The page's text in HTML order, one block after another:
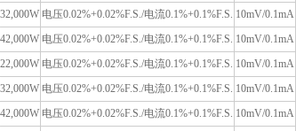
32,000W 电压0.02%+0.02%F.S./电流0.1%+0.1%F.S. 10mV/0.1mA
42,000W 电压0.02%+0.02%F.S./电流0.1%+0.1%F.S. 10mV/0.1mA
22,000W 电压0.02%+0.02%F.S./电流0.1%+0.1%F.S. 10mV/0.1mA
32,000W 电压0.02%+0.02%F.S./电流0.1%+0.1%F.S. 10mV/0.1mA
42,000W 电压0.02%+0.02%F.S./电流0.1%+0.1%F.S. 10mV/0.1mA